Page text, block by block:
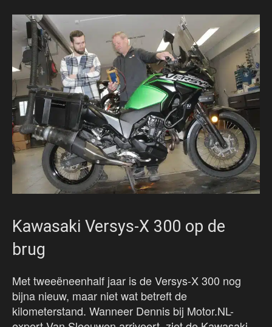
Kawasaki Versys-X 300 op de
brug
Met tweeëneenhalf jaar is de Versys-X 300 nog
bijna nieuw, maar niet wat betreft de
kilometerstand. Wanneer Dennis bij Motor.NL-